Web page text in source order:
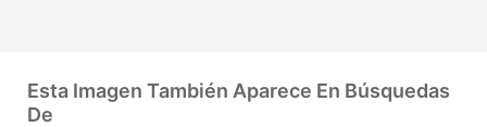
Esta Imagen También Aparece En Búsquedas
De